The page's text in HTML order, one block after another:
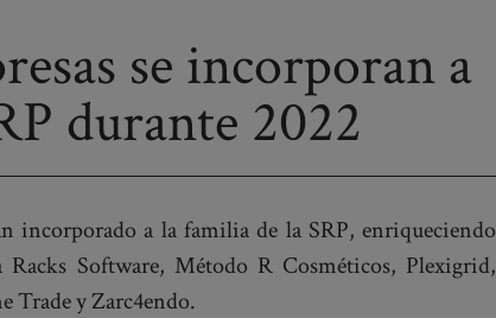
se incorporan a
durante 2022
incorporado a la familia de la SRP, enriqueciendo
Software, Método R Cosméticos, Plexigrid,
Trade y Zarc4endo.